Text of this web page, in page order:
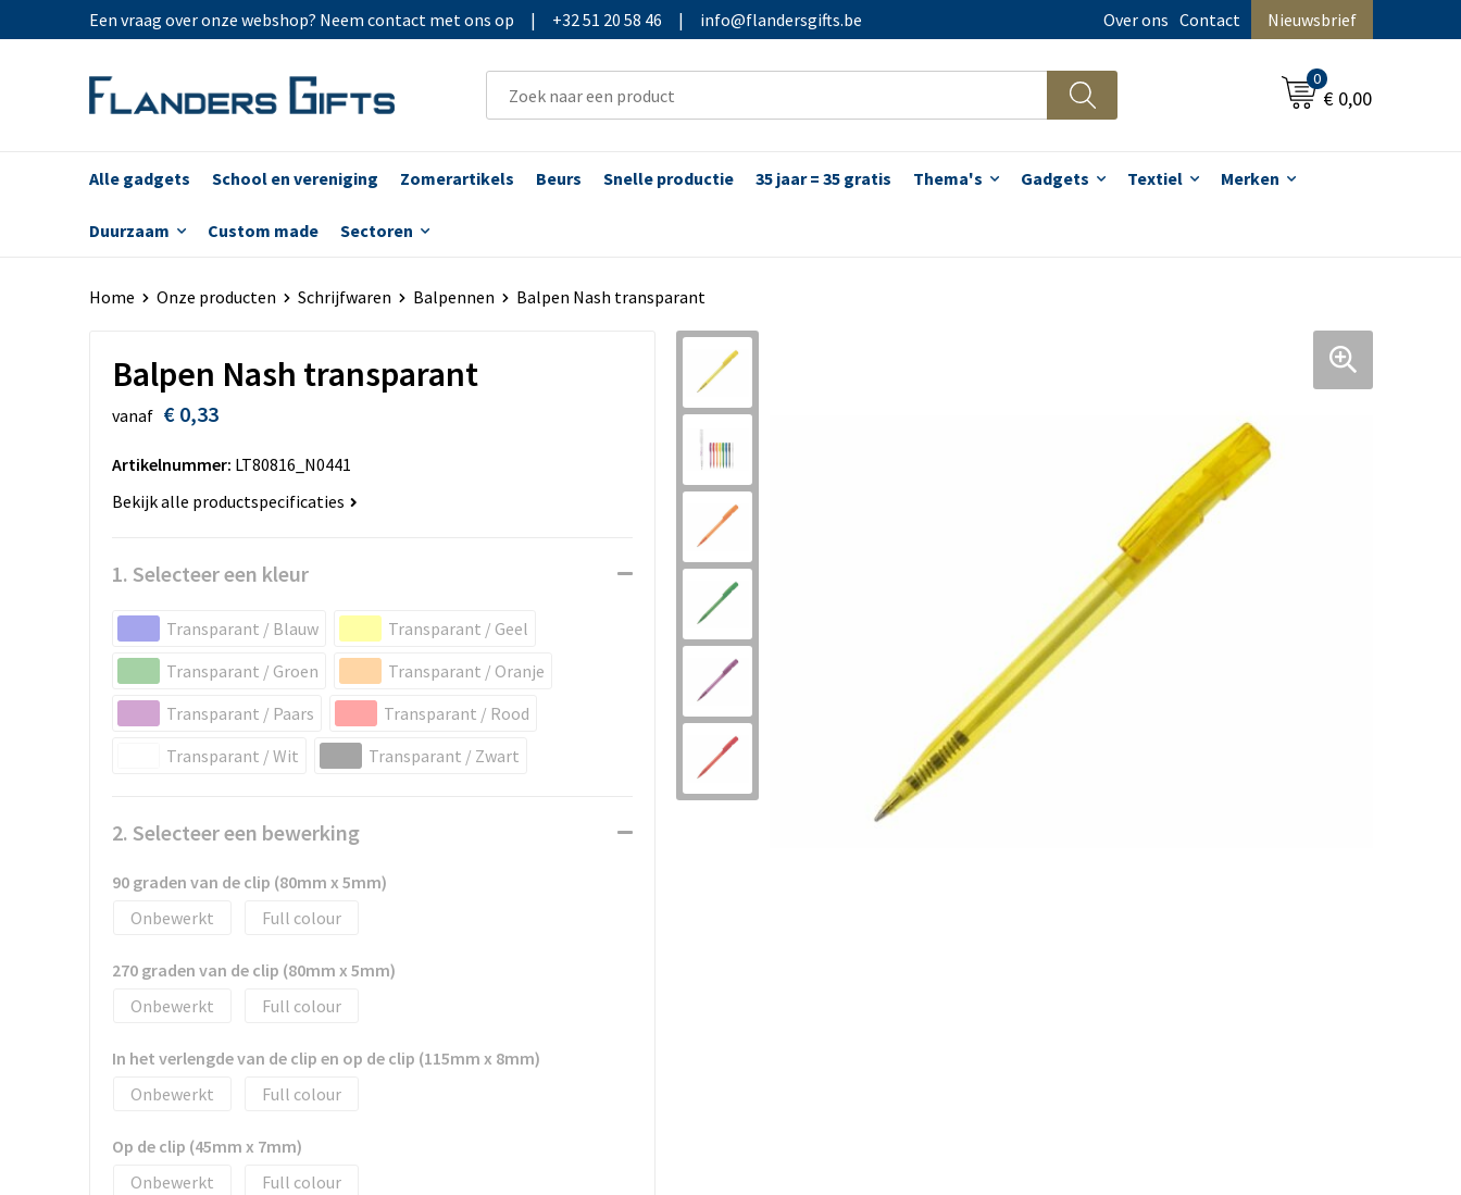
Een vraag over onze webshop? Neem contact met ons op | +32 51 20 58 46 | info@flandersgifts.be Over ons Contact Nieuwsbrief
0
€ 0,00
Alle gadgets School en vereniging Zomerartikels Beurs Snelle productie 35 jaar = 35 gratis Thema's Gadgets Textiel Merken
Duurzaam Custom made Sectoren
Home Onze producten Schrijfwaren Balpennen Balpen Nash transparant
Balpen Nash transparant
vanaf € 0,33
Artikelnummer: LT80816_N0441
Bekijk alle productspecificaties
1. Selecteer een kleur
Transparant / Blauw
Transparant / Geel
Transparant / Groen
Transparant / Oranje
Transparant / Paars
Transparant / Rood
Transparant / Wit
Transparant / Zwart
2. Selecteer een bewerking
90 graden van de clip (80mm x 5mm)
Onbewerkt
Full colour
270 graden van de clip (80mm x 5mm)
Onbewerkt
Full colour
In het verlengde van de clip en op de clip (115mm x 8mm)
Onbewerkt
Full colour
Op de clip (45mm x 7mm)
Onbewerkt
Full colour